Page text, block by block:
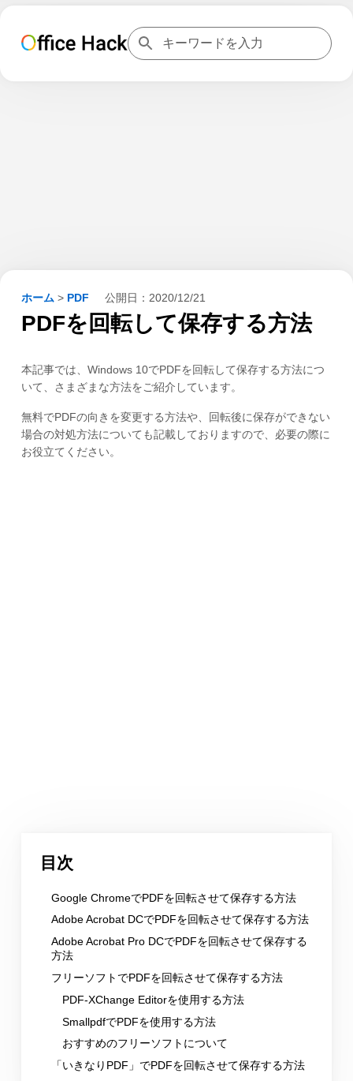
ホーム > PDF 公開日： 2020/12/21
PDFを回転して保存する方法
本記事では、Windows 10でPDFを回転して保存する方法につ
いて、さまざまな方法をご紹介しています。
無料でPDFの向きを変更する方法や、回転後に保存ができない
場合の対処方法についても記載しておりますので、必要の際に
お役立てください。
目次
Google ChromeでPDFを回転させて保存する方法
Adobe Acrobat DCでPDFを回転させて保存する方法
Adobe Acrobat Pro DCでPDFを回転させて保存する
方法
フリーソフトでPDFを回転させて保存する方法
PDF-XChange Editorを使用する方法
SmallpdfでPDFを使用する方法
おすすめのフリーソフトについて
「いきなりPDF」でPDFを回転させて保存する方法